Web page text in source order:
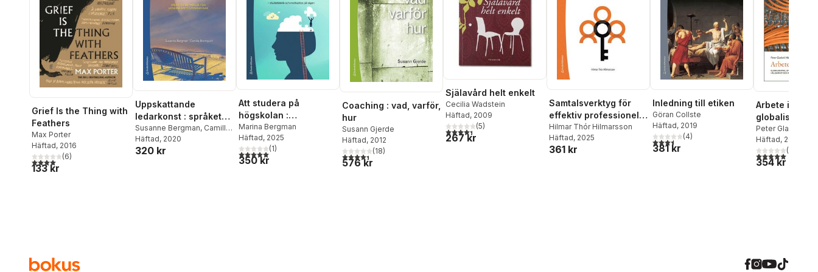
Grief Is the Thing with
Feathers
Max Porter
Häftad, 2016
4,0utav 5 stjärnor. Totalt antal röster:
(6)
133 kr
Uppskattande
ledarkonst : språkets
betydelse för
ledarskapets
utmaningar
Susanne Bergman, Camilla
Blomqvist
Häftad, 2020
320 kr
Att studera på
högskolan :
studieteknik och
motivation på vägen
Marina Bergman
Häftad, 2025
5,0utav 5 stjärnor. Totalt antal röster:
(1)
350 kr
Coaching : vad, varför,
hur
Susann Gjerde
Häftad, 2012
4,4utav 5 stjärnor. Totalt antal röster:
(18)
576 kr
Själavård helt enkelt
Cecilia Wadstein
Häftad, 2009
4,4utav 5 stjärnor. Totalt antal röster:
(5)
267 kr
Samtalsverktyg för
effektiv professionell
kommunikation
Hilmar Thór Hilmarsson
Häftad, 2025
361 kr
Inledning till etiken
Göran Collste
Häftad, 2019
3,5utav 5 stjärnor. Totalt antal röster:
(4)
381 kr
Arbete i
globalisering,
digitalisering,
hållbarhet
arbetets
Peter Gladoic
(red.),Klara
Häftad, 2026
5,0utav 5(
354 kr